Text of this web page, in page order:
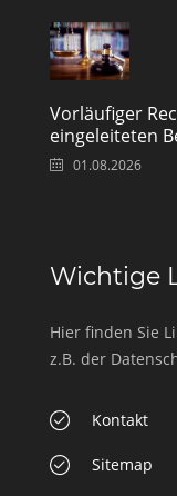
Vorläufiger
eingeleiteten
01.08.2026
Wichtige
Hier finden Sie
z.B. der
Kontakt
Sitemap